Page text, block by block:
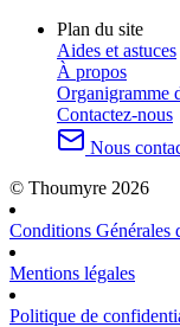
Plan du site
Aides et astuces
À propos
Organigramme
Contactez-nous
Nous
© Thoumyre 2026
Conditions Générales
Mentions légales
Politique de